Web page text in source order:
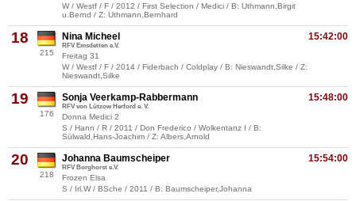
W / Westf / F / 2012 / First Selection / Medici / B: Uthmann,Birgit
u.Bernd / Z: Uthmann,Bernhard
18
215
15:42:00
Nina Micheel
RFV Emsdetten e.V.
Freitag 31
W / Westf / F / 2014 / Fiderbach / Coldplay / B: Nieswandt,Silke / Z:
Nieswandt,Silke
19
176
15:48:00
Sonja Veerkamp-Rabbermann
RFV von Lützow Herford e. V.
Donna Medici 2
S / Hann / R / 2011 / Don Frederico / Wolkentanz I / B:
Sülwald,Hans-Joachim / Z: Albers,Arnold
20
218
15:54:00
Johanna Baumscheiper
RFV Borghorst e.V.
Frozen Elsa
S / Irl.W / BSche / 2011 / B: Baumscheiper,Johanna